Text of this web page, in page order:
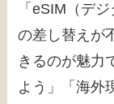
「eSIM（デ
の差し替えが
きるのが魅力
よう」「海外